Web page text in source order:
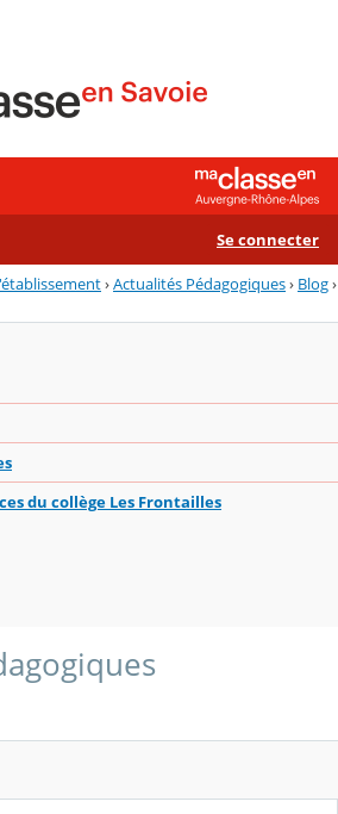
Se connecter
›Actualités Pédagogiques› Blog›
du collège Les Frontailles